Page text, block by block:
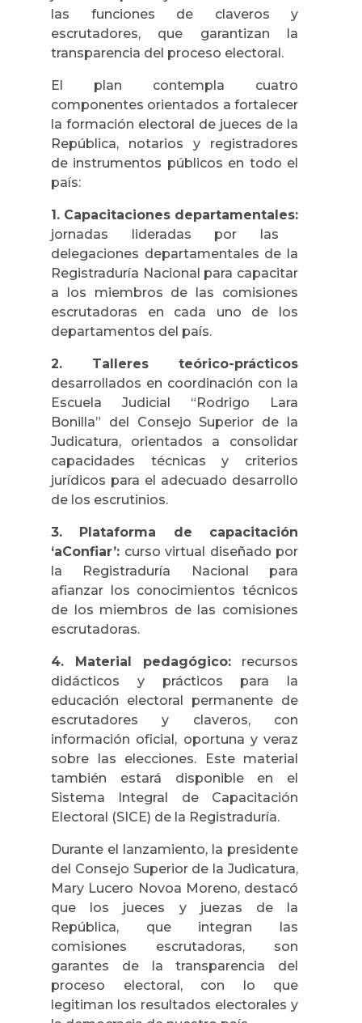
las funciones de claveros y
escrutadores, que garantizan la
transparencia del proceso electoral.
El plan contempla cuatro
componentes orientados a fortalecer
la formación electoral de jueces de la
República, notarios y registradores
de instrumentos públicos en todo el
país:
1. Capacitaciones departamentales:
jornadas lideradas por las
delegaciones departamentales de la
Registraduría Nacional para capacitar
a los miembros de las comisiones
escrutadoras en cada uno de los
departamentos del país.
2. Talleres teórico-prácticos
desarrollados en coordinación con la
Escuela Judicial “Rodrigo Lara
Bonilla” del Consejo Superior de la
Judicatura, orientados a consolidar
capacidades técnicas y criterios
jurídicos para el adecuado desarrollo
de los escrutinios.
3. Plataforma de capacitación
‘aConfiar’: curso virtual diseñado por
la Registraduría Nacional para
afianzar los conocimientos técnicos
de los miembros de las comisiones
escrutadoras.
4. Material pedagógico: recursos
didácticos y prácticos para la
educación electoral permanente de
escrutadores y claveros, con
información oficial, oportuna y veraz
sobre las elecciones. Este material
también estará disponible en el
Sistema Integral de Capacitación
Electoral (SICE) de la Registraduría.
Durante el lanzamiento, la presidente
del Consejo Superior de la Judicatura,
Mary Lucero Novoa Moreno, destacó
que los jueces y juezas de la
República, que integran las
comisiones escrutadoras, son
garantes de la transparencia del
proceso electoral, con lo que
legitiman los resultados electorales y